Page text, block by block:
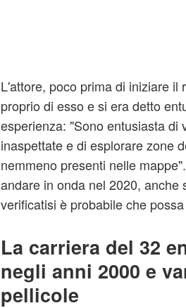
L'attore, poco prima di iniziare il
proprio di esso e si era detto
esperienza: "Sono entusiasta di
inaspettate e di esplorare zone
nemmeno presenti nelle
andare in onda nel 2020, anche
verificatisi è probabile che
La carriera del 32
negli anni 2000 e
pellicole